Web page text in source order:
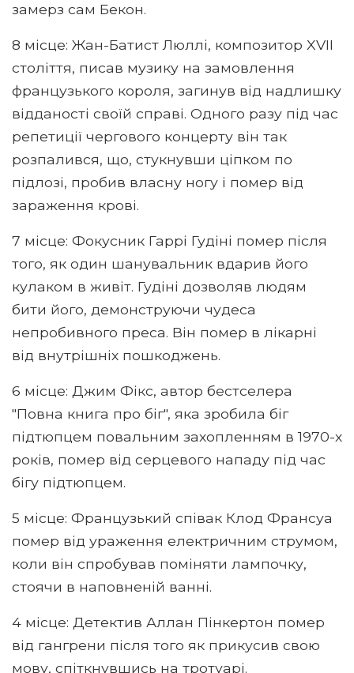
замерз сам Бекон.
8 місце: Жан-Батист Люллі, композитор XVII
століття, писав музику на замовлення
французького короля, загинув від надлишку
відданості своїй справі. Одного разу під час
репетиції чергового концерту він так
розпалився, що, стукнувши ціпком по
підлозі, пробив власну ногу і помер від
зараження крові.
7 місце: Фокусник Гаррі Гудіні помер після
того, як один шанувальник вдарив його
кулаком в живіт. Гудіні дозволяв людям
бити його, демонструючи чудеса
непробивного преса. Він помер в лікарні
від внутрішніх пошкоджень.
6 місце: Джим Фікс, автор бестселера
"Повна книга про біг", яка зробила біг
підтюпцем повальним захопленням в 1970-х
років, помер від серцевого нападу під час
бігу підтюпцем.
5 місце: Французький співак Клод Франсуа
помер від ураження електричним струмом,
коли він спробував поміняти лампочку,
стоячи в наповненій ванні.
4 місце: Детектив Аллан Пінкертон помер
від гангрени після того як прикусив свою
мову, спіткнувшись на тротуарі.